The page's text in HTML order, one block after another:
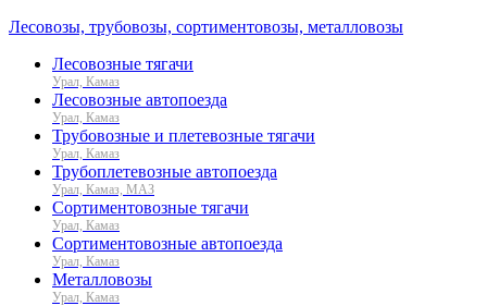
Лесовозы, трубовозы, сортиментовозы, металловозы
Лесовозные тягачи
Урал, Камаз
Лесовозные автопоезда
Урал, Камаз
Трубовозные и плетевозные тягачи
Урал, Камаз
Трубоплетевозные автопоезда
Урал, Камаз, МАЗ
Сортиментовозные тягачи
Урал, Камаз
Сортиментовозные автопоезда
Урал, Камаз
Металловозы
Урал, Камаз